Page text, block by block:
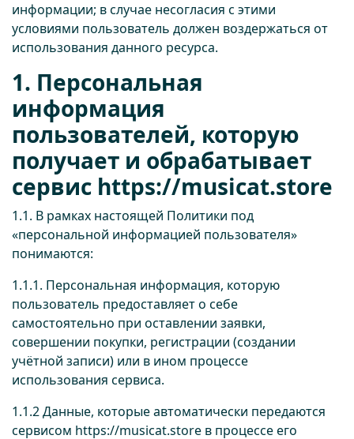
информации; в случае несогласия с этими
условиями пользователь должен воздержаться от
использования данного ресурса.
1. Персональная
информация
пользователей, которую
получает и обрабатывает
сервис https://musicat.store
1.1. В рамках настоящей Политики под
«персональной информацией пользователя»
понимаются:
1.1.1. Персональная информация, которую
пользователь предоставляет о себе
самостоятельно при оставлении заявки,
совершении покупки, регистрации (создании
учётной записи) или в ином процессе
использования сервиса.
1.1.2 Данные, которые автоматически передаются
сервисом https://musicat.store в процессе его